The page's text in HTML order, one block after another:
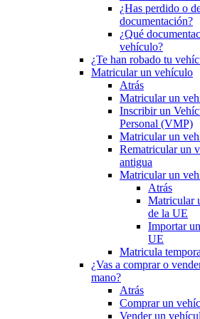
¿Has perdido o
documentación?
¿Qué
vehículo?
¿Te han robado tu
Matricular un vehículo
Atrás
Matricular un
Inscribir un
Personal (VMP)
Matricular un
Rematricular un
antigua
Matricular un
Atrás
Matricular
de la UE
Importar
UE
Matricula
¿Vas a comprar o
mano?
Atrás
Comprar un
Vender un